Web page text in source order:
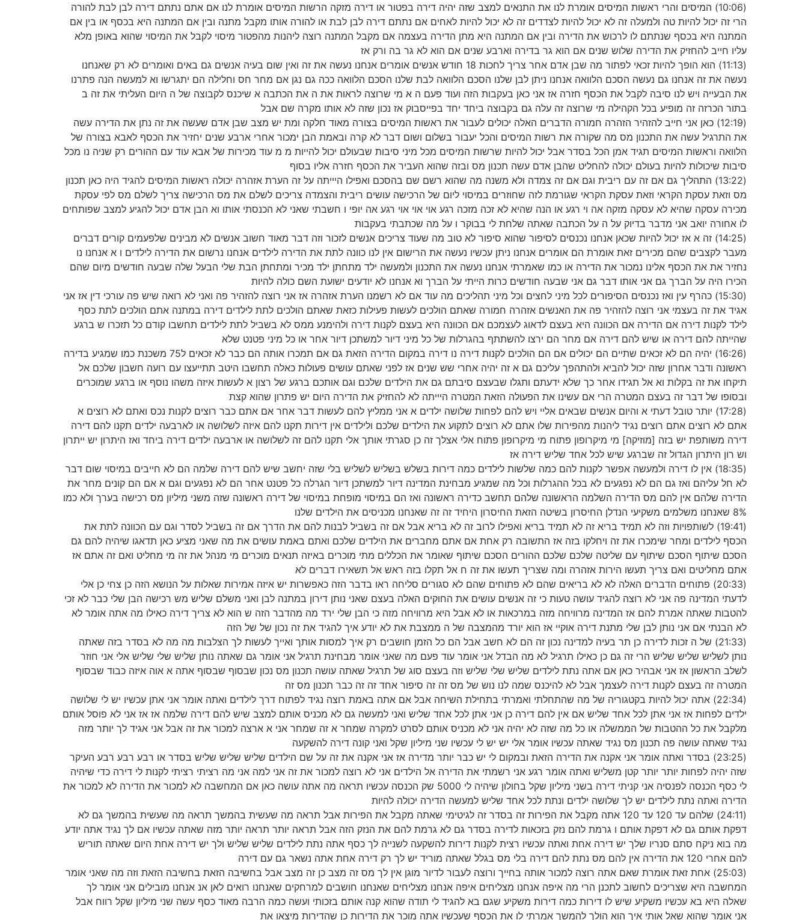
(10:06) המיסים והרי ראשות המיסים אומרת לנו את התנאים למצב שזה יהיה דירה בפטור או דירה מזקה הרשות המיסים אומרת לנו אם אתם נתתם דירה לבן לבת להורה
הרי זה יכול להיות טה ולמעלה זה לא יכול להיות לצדדים זה לא יכול להיות לאחים אם נתתם דירה לבן לבת או להורה אותו מקבל מתנה ובין אם המתנה היא בכסף או בין אם
המתנה היא בכסף שנתתם לו לרכוש את הדירה ובין אם המתנה היא מתן הדירה בעצמה אם מקבל המתנה רוצה ליהנות מהפטור מיסוי לקבל את המיסוי שהוא באופן מלא
עליו חייב להחזיק את הדירה שלוש שנים אם הוא גר בדירה וארבע שנים אם הוא לא גר בה ורק אז
(11:13) הוא הופך להיות זכאי לפתור מה שבן אדם אחר צריך לחכות 18 חודש אנשים אומרים אנחנו נעשה את זה ואין שום בעיה אנשים גם באים ואומרים לא רק שאנחנו
נעשה את זה אנחנו גם נעשה הסכם הלוואה אנחנו ניתן לבן שלנו הסכם הלוואה לבת שלנו הסכם הלוואה ככה גם נגן אם מחר חס וחלילה הם יתגרשו וא למעשה הנה פתרנו
את הבעייה ויש לנו סיבה לקבל את הכסף חזרה אז אני כאן בעקבות הזה ועוד פעם ה א מי שרוצה לראות את ה את הכתבה א שיכנס לקבוצה של ה היום העליתי את זה ב
בתור הכרזה זה מופיע בכל הקהילה מי שרוצה זה עלה גם בקבוצה ביחד יחד בפייסבוק אז נכון שזה לא אותו מקרה שם אבל
(12:19) כאן אני חייב להזהיר הזהרה חמורה הדברים האלה יכולים לעבור את ראשות המיסים בצורה מאוד חלקה ומת יש מצב שבן אדם שעשה את זה נתן את הדירה עשה
את התרגיל עשה את התכנון מס מה שקורה את רשות המיסים והכל יעבור בשלום ושום דבר לא קרה ובאמת הבן ימכור אחרי ארבע שנים יחזיר את הכסף לאבא בצורה של
הלוואה וראשות המיסים תגיד אמן הכל בסדר אבל יכול להיות שרשות המיסים מכל מיני סיבות שבעולם יכול להייות מ מ עוד מכירות של אבא עוד עם ההורים רק שניה נו מכל
סיבות שיכולות להיות בעולם יכולה להחליט שהבן אדם עשה תכנון מס ובזה שהוא העביר את הכסף חזרה אליו בסוף
(13:22) התהליך גם אם זה עם ריבית וגם אם זה צמדה ולא משנה מה שהוא רשם שם בהסכם ואפילו היייתה על זה הערת אזהרה יכולה ראשות המיסים להגיד היה כאן תכנון
מס וזאת עסקת הקראי וזאת עסקת הקראי שגורמת לזה שחוזרים במיסוי ליום של הרכישה עושים ריבית והצמדה צריכים לשלם את מס הרכישה צריך לשלם מס לפי עסקת
מכירה עסקה שהיא לא עסקה מזקה אה וי רגע או הנה שהיא לא זכה מזכה רגע אוי אוי אוי רגע אה יופי ו חשבתי שאני לא הכנסתי אותו וא הבן אדם יכול להגיע למצב שפותחים
לו אחורה יואב אני מדבר בדיוק על ה על הכתבה שאתה שלחת לי בבוקר ו על מה שכתבתי בעקבות
(14:25) זה א אז יכול להיות שכאן אנחנו נכנסים לסיפור שהוא סיפור לא טוב מה שעוד צריכים אנשים לזכור וזה דבר מאוד חשוב אנשים לא מבינים שלפעמים קורים דברים
מעבר לקצבים שהם מכירים זאת אומרת הם אומרים אנחנו ניתן עכשיו נעשה את הרישום אין לנו כוונה לתת את הדירה לילדים אנחנו נרשום את הדירה לילדים ו א אנחנו נו
נחזיר את את הכסף אלינו נמכור את הדירה או כמו שאמרתי אנחנו נעשה את התכנון ולמעשה ילד מתחתן ילד מכיר ומתחתן הבת שלי הבעל שלה שבעה חודשים מיום שהם
הכירו היה על הברך גם אני אותו דבר גם אני שבעה חודשים כרות הייתי על הברך וא אנחנו לא יודעים ישועת השם כולה להיות
(15:30) כהרף עין ואז נכנסים הסיפורים לכל מיני לחצים וכל מיני תהליכים מה עוד אם לא רשמנו הערת אזהרה אז אני רוצה להזהיר פה ואני לא רואה שיש פה עורכי דין אז אני
אגיד את זה בעצמי אני רוצה להזהיר פה את האנשים אזהרה חמורה שאתם הולכים לעשות פעילות כזאת שאתם הולכים לתת לילדים דירה במתנה אתם הולכים לתת כסף
לילד לקנות דירה אם הדירה אם הכוונה היא בעצם לדאוג לעצמכם אם הכוונה היא בעצם לקנות דירה ולהימנע ממס לא בשביל לתת לילדים תחשבו קודם כל תזכרו ש ברגע
שהייתה להם דירה או שיש להם דירה אם מחר הם ירצו להשתתף בהגרלות של כל מיני דיור למשתכן דיור אחר או כל מיני פטנט שלא
(16:26) יהיה הם לא זכאים שתיים הם יכולים אם הם הולכים לקנות דירה נו דירה במקום הדירה הזאת גם אם תמכרו אותה הם כבר לא זכאים ל75 משכנת כמו שמגיע בדירה
ראשונה ודבר אחרון שזה יכול להביא ולהתהפך עליכם גם א זה יהיה אחרי שש שנים אז לפני שאתם עושים פעולות כאלה תחשבו היטב תתייעצו עם רועה חשבון שלכם אל
תיקחו את זה בקלות וא אל תגידו אחר כך שלא ידעתם ותגלו שבעצם סיבתם גם את הילדים שלכם וגם אותכם ברגע של רצון א לעשות איזה משהו נוסף או ברגע שמוכרים
ובסופו של דבר זה בעצם המטרה הרי אם עשינו את הפעולה הזאת המטרה היייתה לא להחזיק את הדירה היום יש פתרון שהוא קצת
(17:28) יותר טובל דעתי א והיום אנשים שבאים אליי ויש להם לפחות שלושה ילדים א אני ממליץ להם לעשות דבר אחר אם אתם כבר רוצים לקנות נכס ואתם לא רוצים א
אתם לא רוצים אתם רוצים נגיד ליהנות מהפירות שלו אתם לא רוצים לתקוע את הילדים שלכם ולילדים אין דירות תקנו להם איזה לשלושה או לארבעה ילדים תקנו להם דירה
דירה משותפת יש בזה [מוזיקה] מי מיקרופון פתוח מי מיקרופון פתוח אלי אצלך זה כן סגרתי אותך אלי תקנו להם זה לשלושה או ארבעה ילדים דירה ביחד ואז היתרון יש ייתרון
וש רון היתרון הגדול זה שברגע שיש לכל אחד שליש דירה אז
(18:35) אין לו דירה ולמעשה אפשר לקנות להם כמה שלשות לילדים כמה דירות בשלש בשליש לשליש בלי שזה יחשב שיש להם דירה שלמה הם לא חייבים במיסוי שום דבר
לא חל עליהם ואז גם הם לא נפגעים לא בכל ההגרלות וכל מה שמגיע מבחינת המדינה דיור למשתכן דיור הגרלה כל פטנט אחר הם לא נפגעים וגם א אם הם קונים מחר את
הדירה שלהם אין להם מס הדירה השלמה הראשונה שלהם תחשב כדירה ראשונה ואז הם במיסוי מופחת במיסוי של דירה ראשונה שזה משני מיליון מס רכישה בערך ולא כמו
8% שאנחנו משלמים משקיעי הנדלן החיסרון בשיטה הזאת החיסרון היחיד זה זה שאנחנו מכניסים את הילדים שלנו
(19:41) לשותפויות וזה לא תמיד בריא זה לא תמיד בריא ואפילו לרוב זה לא בריא אבל אם זה בשביל לבנות להם את הדרך אם זה בשביל לסדר וגם עם הכוונה לתת את
הכסף לילדים ומחר שימכרו את זה ויחלקו בזה אז התשובה רק אחת אם אתם מחברים את הילדים שלכם ואתם באמת עושים את מה שאני מציע כאן תדאגו שיהיה להם גם
הסכם שיתוף הסכם שיתוף עם שליטה שלכם שלכם ההורים הסכם שיתוף שאומר את הכללים מתי מוכרים באיזה תנאים מוכרים מי מנהל את זה מי מחליט ואם זה אתם אז
אתם מחליטים ואם צריך תעשו הירות אזהרה ומה שצריך תעשו את זה ח אל תקלו בזה ראש אל תשאירו דברים לא
(20:33) פתוחים הדברים האלה לא לא בריאים שהם לא פתוחים שהם לא סגורים סליחה ראו בדבר הזה כאפשרות יש איזה אמירות שאלות על הנושא הזה כן צחי כן אלי
לדעתי המדינה פה אני לא רוצה להגיד עושה טעות כי זה אנשים עושים את החוקים האלה בעצם שאני נותן דירון במתנה לבן ואני משלם שליש מש רכישה הבן שלי כבר לא זכי
להטבות שאתה אמרת להם אז המדינה מרוויחה מזה במרכאות או לא אבל היא מרוויחה מזה כי הבן שלי ירד מה מהדבר הזה ש הוא לא צריך דירה כאילו מה אתה אומר לא
לא הבנתי אם אני נותן לבן שלי מתנת דירה אוקיי אז הוא יורד מהמצבה של ה ממצבת את לא יודע איך להגיד את זה נכון של של הזה
(21:33) של ה זכות לדירה כן תר בעיה למדינה נכון זה הם לא חשב אבל הם כל הזמן חושבים רק איך למסות אותך ואייך לעשות לך הצלבות מה מה לא בסדר בזה שאתה
נותן לשליש שליש שליש הרי זה גם כן כאילו תרגיל לא מה הבדל אני אומר עוד פעם מה שאני אומר מבחינת תרגיל אני אומר גם שאתה נותן שליש שלי שליש אלי אני חוזר
לשלב הראשון אז אני אבהיר כאן אם אתה נתת לילדים שליש שלי שליש וזה בעצם סוג של תרגיל שאתה עושה תכנון מס נכון שבסוף שבסוף אתה א אוה איזה כבוד שבסוף
המטרה זה בעצם לקנות דירה לעצמך אבל לא להיכנס שמה לנו נוש של מס זה זה סיפור אחד זה זה כבר תכנון מס זה
(22:34) אתה יכול להיות בקטגוריה של מה שהתחלתי ואמרתי בתחילת השיחה אבל אם אתה באמת רוצה נגיד לפתוח דרך לילדים ואתה אומר אני אתן עכשיו יש לי שלושה
ילדים לפחות אז אני אתן לכל אחד שליש אם אין להם דירה כן אני אתן לכל אחד שליש ואני למעשה גם לא מכניס אותם למצב שיש להם דירה שלמה אז אז אני לא פוסל אותם
מלקבל את כל ההטבות של הממשלה או כל מה שזה לא יהיה אני לא מכניס אותם לסרט למקרה שמחר א זה שמחר אני א ארצה למכור את זה אבל אני אגיד לך יותר מזה
נגיד שאתה עושה פה תכנון מס נגיד שאתה עכשיו אומר אלי יש יש לי עכשיו שני מיליון שקל ואני קונה דירה להשקעה
(23:25) בסדר ואתה אומר אני אקנה את הדירה הזאת ובמקום לי יש כבר יותר מדירה אז אני אקנה את זה על שם הילדים שליש שליש שליש בסדר או רבע רבע רבע העיקר
שזה יהיה לפחות יותר יותר קטן משליש ואתה אומר רגע אני רשמתי את הדירה אל הילדים אני לא רוצה למכור את זה אני למה אני מה רציתי רציתי לקנות לי דירה כדי שיהיה
לי כסף הכנסה לפנסיה אני קניתי דירה בשני מיליון שקל בחולון שיהיה לי 5000 שק הכנסה עכשיו תראה מה אתה עושה כאן אם המחשבה לא למכור את הדירה לא למכור את
הדירה ואתה נתת לילדים יש לך שלושה ילדים ונתת לכל אחד שליש למעשה הדירה יכולה להיות
(24:11) שלהם עד 120 עד 120 אתה מקבל את הפירות זה בסדר זה לגיטימי שאתה מקבל את הפירות אבל תראה מה שעשית בהמשך תראה מה שעשית בהמשך גם לא
דפקת אותם גם לא דפקת אותם ו גרמת להם נזק בזכאות לדירה בסדר גם לא גרמת להם את הנזק הזה אבל תראה יותר תראה יותר מזה שאתה עכשיו אם לך נגיד אתה יודע
מה בוא ניקח סתם סנריו שלך יש דירה אחת ואתה עכשיו רצית לקנות דירות להשקעה לשנייה לך כסף אתה נתת לילדים שליש שליש ולך יש דירה אחת היום שאתה תוריש
להם אחרי 120 את הדירה אין להם מס נתת להם דירה בלי מס בגלל שאתה מוריד יש לך רק דירה אחת אתה נשאר גם עם דירה
(25:03) אחת זאת אומרת שאם אתה רוצה למכור אותה בחייך ורוצה לעבור לדיור מוגן אין לך מס זה מצב כן זה מצב אבל בחשיבה הזאת בחשיבה הזאת וזה מה שאני אומר
המחשבה היא שצריכים לחשוב לתכנן הרי מה איפה אנחנו מצליחים איפה אנחנו מצליחים שאנחנו חושבים למרחקים שאנחנו רואים לאן אנ אנחנו מובילים אני אומר לך
שאלה היא בא עכשיו משקיע שיש לו דירות כמה דירות משקיע שגם בא להגיד לי תודה שהוא קנה אותם בזכותי ועשה כמה הרבה מאוד כסף עשה שני מיליון שקל רווח אבל
אני אומר שהוא שאל אותי איך הוא הולך להמשך אמרתי לו את הכסף שעכשיו אתה מוכר את הדירות כן שהדירות מיצאו את